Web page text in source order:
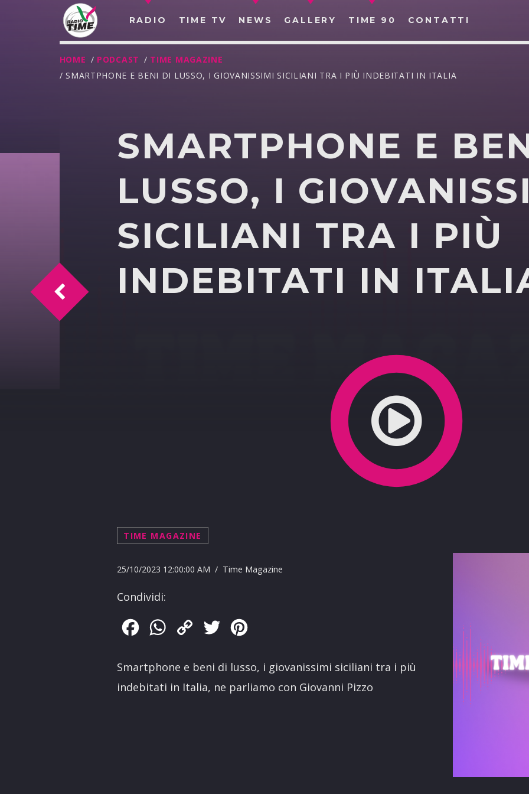
RADIO TIME TV NEWS GALLERY TIME 90 CONTATTI
CERCA NEL SITO WEB:
HOME / PODCAST / TIME MAGAZINE
/ SMARTPHONE E BENI DI LUSSO, I GIOVANISSIMI SICILIANI TRA I PIÙ INDEBITATI IN ITALIA
SMARTPHONE E
LUSSO, I
SICILIANI TRA I PIÙ
INDEBITATI IN
TIME MAGAZINE
25/10/2023 12:00:00 AM / Time Magazine
Condividi:
FacebookWhatsApp
Copy
Twitter
Smartphone e beni di lusso, i giovanissimi siciliani tra i più
indebitati in Italia, ne parliamo con Giovanni Pizzo
Igiene degli alimenti e scienze dell'alimentazione